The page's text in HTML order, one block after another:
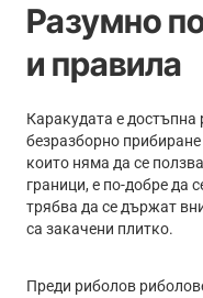
Разумно
и правила
Каракудата е достъпна
безразборно
които няма да се
граници, е по-добре да
трябва да се държат
са закачени плитко.
Преди риболов